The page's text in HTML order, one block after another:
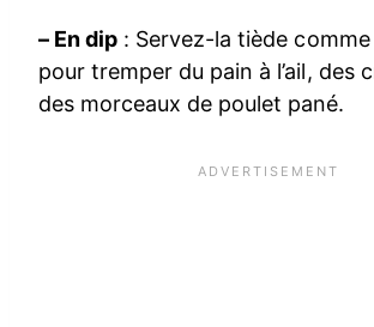
– En dip : Servez-la tiède
pour tremper du pain à l’ail, des
des morceaux de poulet pané.